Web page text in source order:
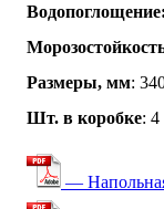
Водопоглощение:
Размеры, мм:
Шт. в коробке: 4
—